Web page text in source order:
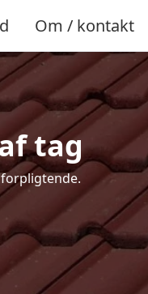
Om / kontakt
tag